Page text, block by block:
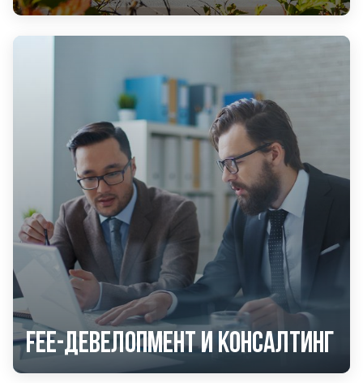
Fee-девелопмент и консалтинг